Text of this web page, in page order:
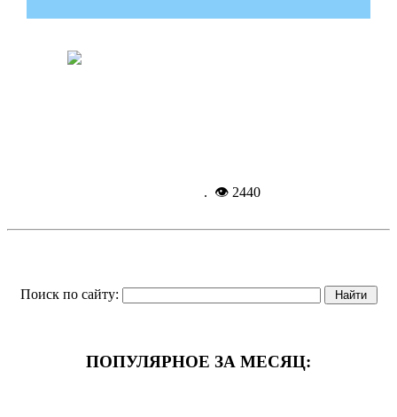
. 👁 2440
Поиск по сайту:
ПОПУЛЯРНОЕ ЗА МЕСЯЦ: